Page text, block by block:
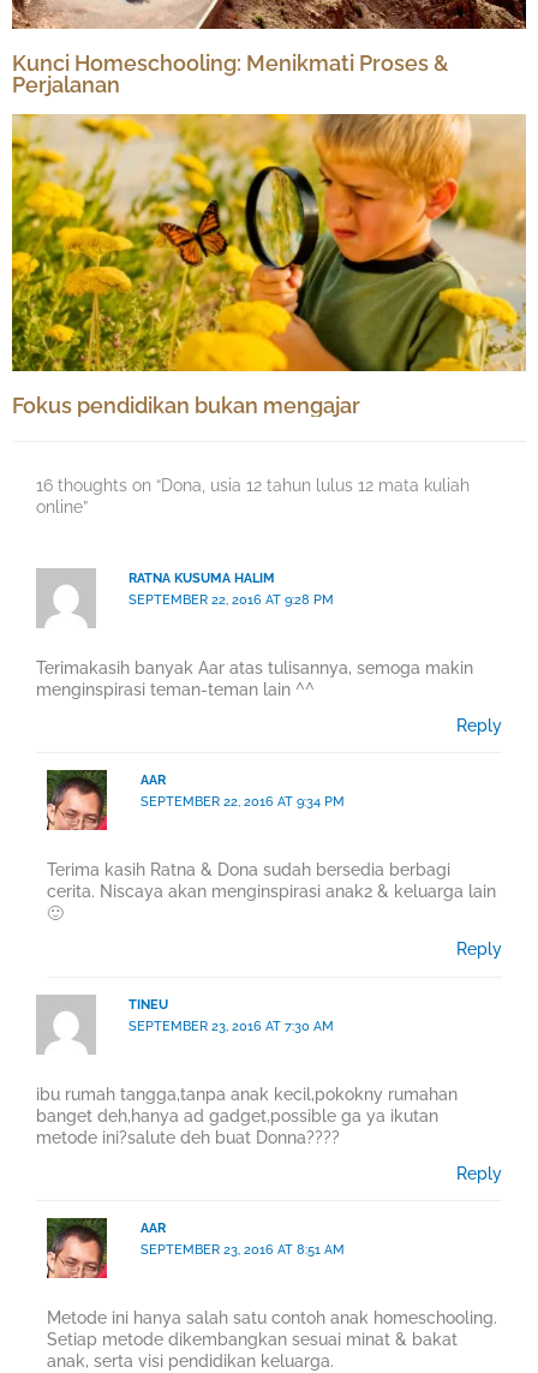
Kunci Homeschooling: Menikmati Proses &
Perjalanan
Fokus pendidikan bukan mengajar
16 thoughts on “Dona, usia 12 tahun lulus 12 mata kuliah
online”
RATNA KUSUMA HALIM
SEPTEMBER 22, 2016 AT 9:28 PM
Terimakasih banyak Aar atas tulisannya, semoga makin
menginspirasi teman-teman lain ^^
Reply
AAR
SEPTEMBER 22, 2016 AT 9:34 PM
Terima kasih Ratna & Dona sudah bersedia berbagi
cerita. Niscaya akan menginspirasi anak2 & keluarga lain
🙂
Reply
TINEU
SEPTEMBER 23, 2016 AT 7:30 AM
ibu rumah tangga,tanpa anak kecil,pokokny rumahan
banget deh,hanya ad gadget,possible ga ya ikutan
metode ini?salute deh buat Donna????
Reply
AAR
SEPTEMBER 23, 2016 AT 8:51 AM
Metode ini hanya salah satu contoh anak homeschooling.
Setiap metode dikembangkan sesuai minat & bakat
anak, serta visi pendidikan keluarga.